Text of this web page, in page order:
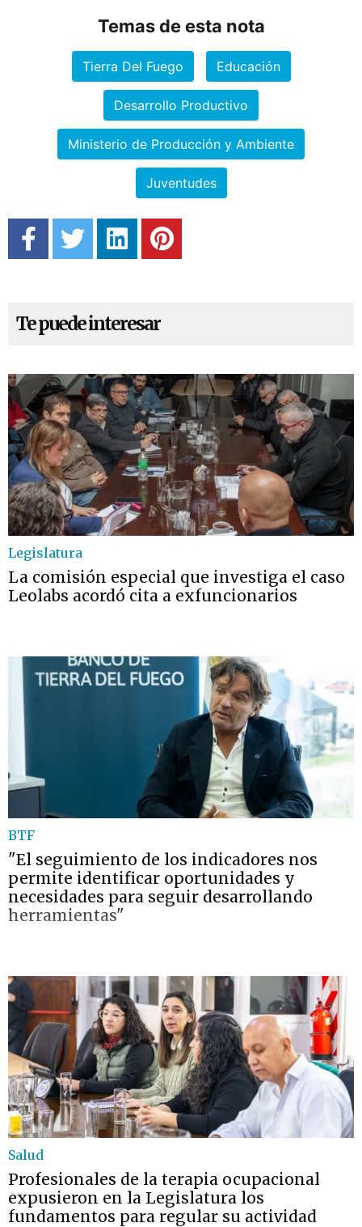
Temas de esta nota
Tierra Del Fuego Educación
Desarrollo Productivo
Ministerio de Producción y Ambiente
Juventudes
Te puede interesar
Legislatura
La comisión especial que investiga el caso
Leolabs acordó cita a exfuncionarios
BTF
"El seguimiento de los indicadores nos
permite identificar oportunidades y
necesidades para seguir desarrollando
herramientas"
Salud
Profesionales de la terapia ocupacional
expusieron en la Legislatura los
fundamentos para regular su actividad